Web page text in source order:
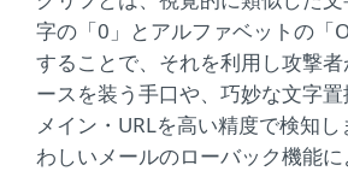
字の「0」とアルファベットの「
することで、それを利用し攻撃
ースを装う手口や、巧妙な文字
メイン・URLを高い精度で検知
わしいメールのローバック機能